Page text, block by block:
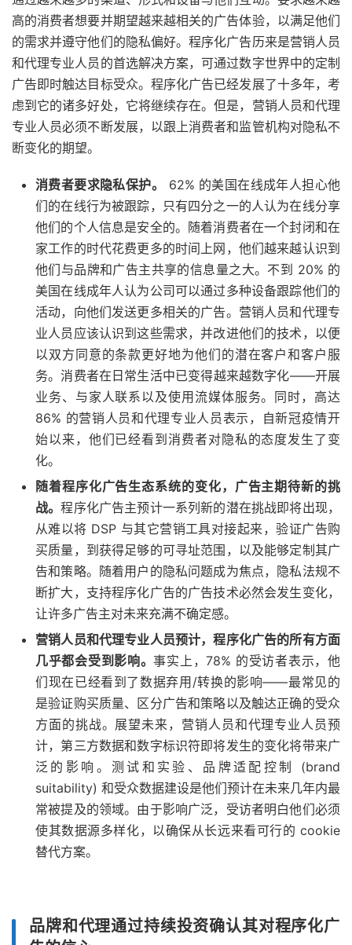
高的消费者想要并期望越来越相关的广告体验，以满足他们
的需求并遵守他们的隐私偏好。程序化广告历来是营销人员
和代理专业人员的首选解决方案，可通过数字世界中的定制
广告即时触达目标受众。程序化广告已经发展了十多年，考
虑到它的诸多好处，它将继续存在。但是，营销人员和代理
专业人员必须不断发展，以跟上消费者和监管机构对隐私不
断变化的期望。
消费者要求隐私保护。
62% 的美国在线成年人担心他
们的在线行为被跟踪，只有四分之一的人认为在线分享
他们的个人信息是安全的。随着消费者在一个封闭和在
家工作的时代花费更多的时间上网，他们越来越认识到
他们与品牌和广告主共享的信息量之大。不到 20% 的
美国在线成年人认为公司可以通过多种设备跟踪他们的
活动，向他们发送更多相关的广告。营销人员和代理专
业人员应该认识到这些需求，并改进他们的技术，以便
以双方同意的条款更好地为他们的潜在客户和客户服
务。消费者在日常生活中已变得越来越数字化——开展
业务、与家人联系以及使用流媒体服务。同时，高达
86% 的营销人员和代理专业人员表示，自新冠疫情开
始以来，他们已经看到消费者对隐私的态度发生了变
化。
随着程序化广告生态系统的变化，广告主期待新的挑
战。程序化广告主预计一系列新的潜在挑战即将出现，
从难以将 DSP 与其它营销工具对接起来，验证广告购
买质量，到获得足够的可寻址范围，以及能够定制其广
告和策略。随着用户的隐私问题成为焦点，隐私法规不
断扩大，支持程序化广告的广告技术必然会发生变化，
让许多广告主对未来充满不确定感。
营销人员和代理专业人员预计，程序化广告的所有方面
几乎都会受到影响。事实上，78% 的受访者表示，他
们现在已经看到了数据弃用/转换的影响——最常见的
是验证购买质量、区分广告和策略以及触达正确的受众
方面的挑战。展望未来，营销人员和代理专业人员预
计，第三方数据和数字标识符即将发生的变化将带来广
泛的影响。测试和实验、品牌适配控制 (brand
suitability) 和受众数据建设是他们预计在未来几年内最
常被提及的领域。由于影响广泛，受访者明白他们必须
使其数据源多样化，以确保从长远来看可行的 cookie
替代方案。
品牌和代理通过持续投资确认其对程序化广